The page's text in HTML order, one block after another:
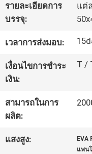
คุณภาพ
แผนผัง
เว็บไซต์
PRIVACY
POLICY
รายละเอียดการ
บรรจุ:
แต่
เวลาการส่งมอบ:
เงื่อนไขการชำระ
เงิน:
T /
สามารถในการ
ผลิต:
แสงสูง: EVA
แพน